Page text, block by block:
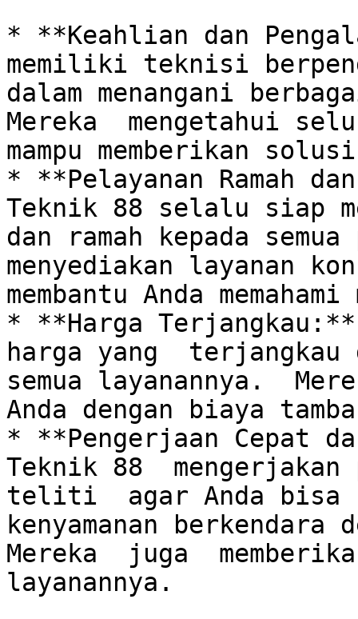
* **Keahlian dan
memiliki teknisi
dalam menangani
Mereka  mengetahui
mampu memberikan
* **Pelayanan Ramah
Teknik 88 selalu siap
dan ramah kepada
menyediakan layanan
membantu Anda
* **Harga
harga yang
semua layanannya.
Anda dengan biaya
* **Pengerjaan Cepat
Teknik 88  mengerjakan
teliti  agar Anda bisa
kenyamanan
Mereka  juga
layanannya.